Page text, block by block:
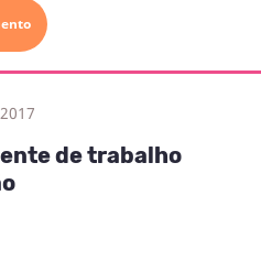
de trabalho